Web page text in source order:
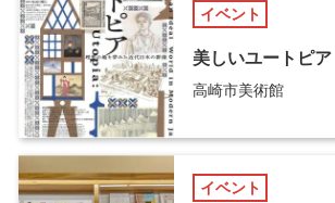
イベント
美しいユートピア
高崎市美術館
イベント